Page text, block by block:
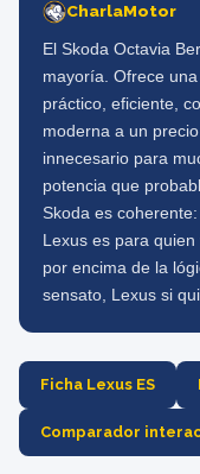
CharlaMotor
El Skoda Octavia
mayoría. Ofrece
práctico, eficiente,
moderna a un
innecesario para
potencia que
Skoda es
Lexus es para
por encima de la
sensato, Lexus si
Ficha Lexus ES
Comparador